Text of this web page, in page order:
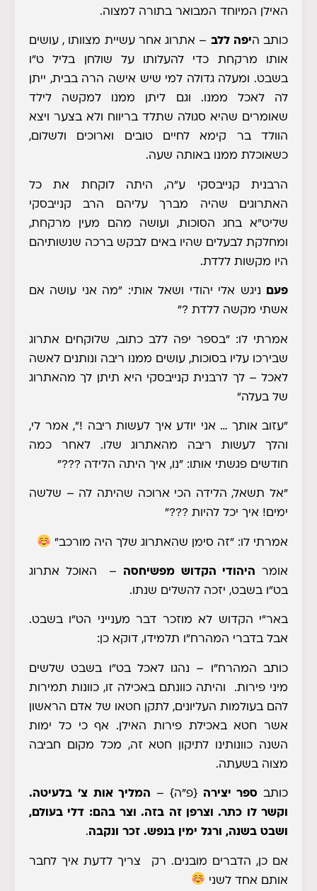
האילן המיוחד המבואר בתורה למצוה.
כותב היפה ללב – אתרוג אחר עשיית מצוותו , עושים
אותו מרקחת כדי להעלותו על שולחן בליל ט"ו
בשבט. ומעלה גדולה למי שיש אישה הרה בבית, ייתן
לה לאכל ממנו. וגם ליתן ממנו למקשה לילד
שאומרים שהיא סגולה שתלד בריווח ולא בצער ויצא
הוולד בר קימא לחיים טובים וארוכים ולשלום,
כשאוכלת ממנו באותה שעה.
הרבנית קנייבסקי ע"ה, היתה לוקחת את כל
האתרוגים שהיה מברך עליהם הרב קנייבסקי
שליט"א בחג הסוכות, ועושה מהם מעין מרקחת,
ומחלקת לבעלים שהיו באים לבקש ברכה שנשותיהם
היו מקשות ללדת.
פעם
ניגש אלי יהודי ושאל אותי: "מה אני עושה אם
אשתי מקשה ללדת ?"
אמרתי לו: "בספר יפה ללב כתוב, שלוקחים אתרוג
שבירכו עליו בסוכות, עושים ממנו ריבה ונותנים לאשה
לאכל – לך לרבנית קנייבסקי היא תיתן לך מהאתרוג
של בעלה"
"עזוב אותך … אני יודע איך לעשות ריבה !", אמר לי,
והלך לעשות ריבה מהאתרוג שלו. לאחר כמה
חודשים פגשתי אותו: "נו, איך היתה הלידה ???"
"אל תשאל, הלידה הכי ארוכה שהיתה לה – שלשה
ימים! איך יכל להיות ???"
אמרתי לו: "זה סימן שהאתרוג שלך היה מורכב"
אומר היהודי הקדוש מפשיחסה – האוכל אתרוג
בט"ו בשבט, יזכה להשלים שנתו.
באר"י הקדוש לא מוזכר דבר מענייני הט"ו בשבט.
אבל בדברי המהרח"ו תלמידו, דוקא כן:
כותב המהרח"ו
– נהגו לאכל בט"ו בשבט שלשים
מיני פירות. והיתה כוונתם באכילה זו, כוונות תמירות
להם בעולמות העליונים, לתקן חטאו של אדם הראשון
אשר חטא באכילת פירות האילן. אף כי כל ימות
השנה כוונותינו לתיקון חטא זה, מכל מקום חביבה
מצוה בשעתה.
כותב ספר יצירה {פ"ה} – המליך אות צ' בלעיטה.
וקשר לו כתר. וצרפן זה בזה. וצר בהם: דלי בעולם,
ושבט בשנה, ורגל ימין בנפש. זכר ונקבה.
אם כן, הדברים מובנים. רק צריך לדעת איך לחבר
אותם אחד לשני